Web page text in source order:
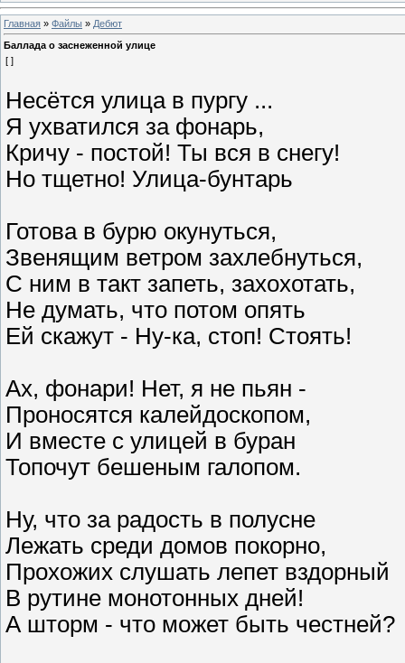
Главная » Файлы » Дебют
Баллада о заснеженной улице
[ ]
Несётся улица в пургу ...
Я ухватился за фонарь,
Кричу - постой! Ты вся в снегу!
Но тщетно! Улица-бунтарь
Готова в бурю окунуться,
Звенящим ветром захлебнуться,
С ним в такт запеть, захохотать,
Не думать, что потом опять
Ей скажут - Ну-ка, стоп! Стоять!
Ах, фонари! Нет, я не пьян -
Проносятся калейдоскопом,
И вместе с улицей в буран
Топочут бешеным галопом.
Ну, что за радость в полусне
Лежать среди домов покорно,
Прохожих слушать лепет вздорный
В рутине монотонных дней!
А шторм - что может быть честней?